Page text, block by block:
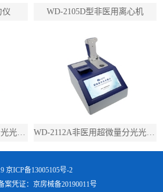
仪 WD-2105D型非医用离心机
京ICP备13005105号-2
案凭证：京房械备20190011号